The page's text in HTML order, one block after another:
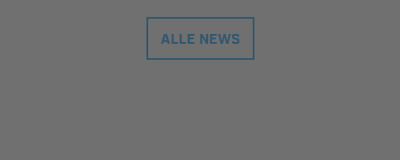
ALLE NEWS